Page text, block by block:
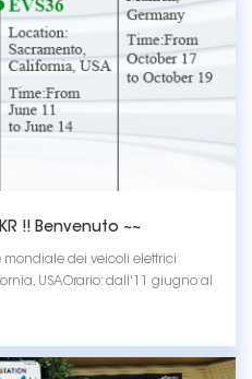
!! Benvenuto ~~
mondiale dei veicoli elettrici
USAOrario: dall'11 giugno al